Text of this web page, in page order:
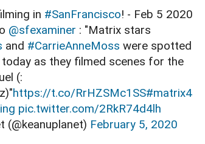
in #SanFrancisco! - Feb 5 2020
@sfexaminer : "Matrix stars
and #CarrieAnneMoss were spotted
today as they filmed scenes for the
(:
https://t.co/RrHZSMc1SS#matrix4
pic.twitter.com/2RkR74d4lh
(@keanuplanet) February 5, 2020